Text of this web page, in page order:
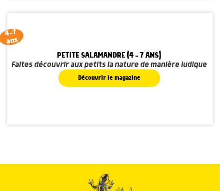
4-7
ans
PETITE SALAMANDRE (4 - 7 ANS)
Faites découvrir aux petits la nature de manière ludique
Découvrir le magazine